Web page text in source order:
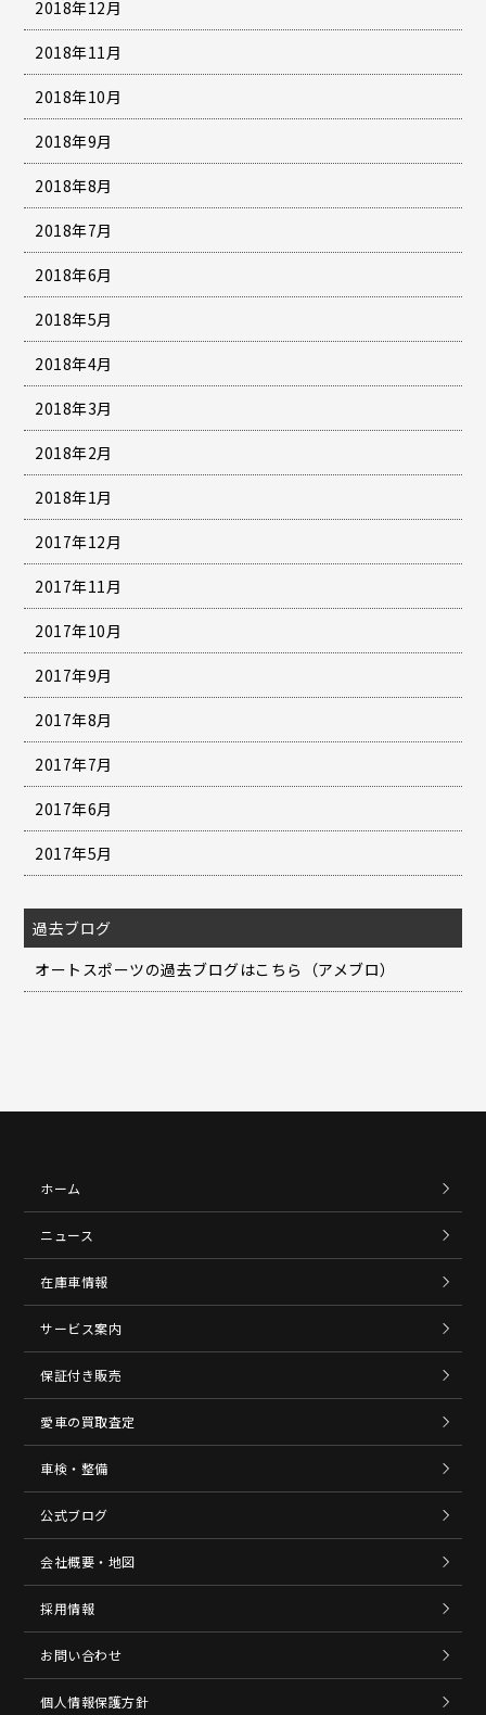
2018年12月
2018年11月
2018年10月
2018年9月
2018年8月
2018年7月
2018年6月
2018年5月
2018年4月
2018年3月
2018年2月
2018年1月
2017年12月
2017年11月
2017年10月
2017年9月
2017年8月
2017年7月
2017年6月
2017年5月
過去ブログ
オートスポーツの過去ブログはこちら（アメブロ）
ホーム
ニュース
在庫車情報
サービス案内
保証付き販売
愛車の買取査定
車検・整備
公式ブログ
会社概要・地図
採用情報
お問い合わせ
個人情報保護方針